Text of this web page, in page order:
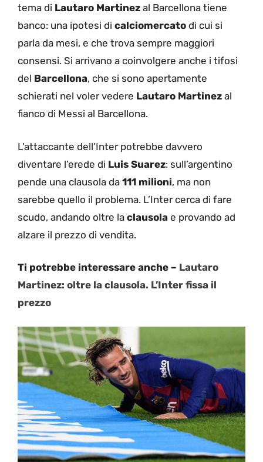
tema di Lautaro Martinez al Barcellona tiene
banco: una ipotesi di calciomercato di cui si
parla da mesi, e che trova sempre maggiori
consensi. Si arrivano a coinvolgere anche i tifosi
del Barcellona, che si sono apertamente
schierati nel voler vedere Lautaro Martinez al
fianco di Messi al Barcellona.
L’attaccante dell’Inter potrebbe davvero
diventare l’erede di Luis Suarez: sull’argentino
pende una clausola da 111 milioni, ma non
sarebbe quello il problema. L’Inter cerca di fare
scudo, andando oltre la clausola e provando ad
alzare il prezzo di vendita.
Ti potrebbe interessare anche – Lautaro
Martinez: oltre la clausola. L’Inter fissa il
prezzo